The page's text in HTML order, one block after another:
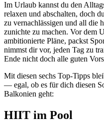
Im Urlaub kannst du den
relaxen und abschalten, doch
zu vernachlässigen und all die
zunichte zu machen. Vor dem
ambitionierte Pläne, packst
nimmst dir vor, jeden Tag zu
Ende nicht doch alle guten
Mit diesen sechs Top-Tipps
— egal, ob es für dich diesen
Balkonien geht:
HIIT im Pool